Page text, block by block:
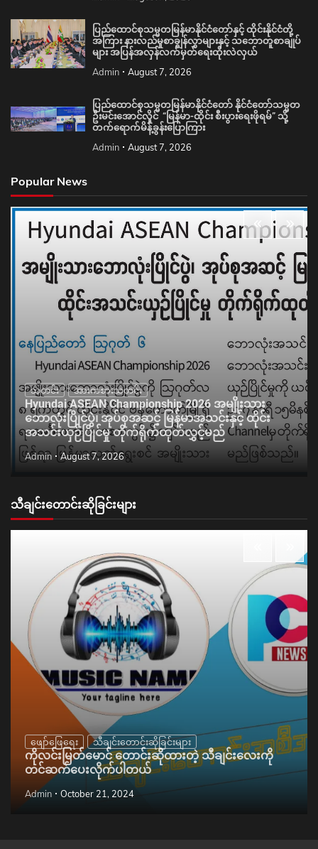
ပြည်ထောင်စုသမ္မတမြန်မာနိုင်ငံတော်နှင့် ထိုင်းနိုင်ငံတို့
အကြား နားလည်မှုစာချွန်လွှာများနှင့် သဘောတူစာချုပ်
များ အပြန်အလှန်လက်မှတ်ရေးထိုးလဲလှယ်
Admin August 7, 2026
ပြည်ထောင်စုသမ္မတမြန်မာနိုင်ငံတော် နိုင်ငံတော်သမ္မတ
ဦးမင်းအောင်လှိုင် “မြန်မာ-ထိုင်း စီးပွားရေးဖိုရမ်” သို့
တက်ရောက်မိန့်ခွန်းပြောကြား
Admin August 7, 2026
Popular News
သတင်း အားကစားသတင်း
Hyundai ASEAN Championship 2026 အမျိုးသား
ဘောလုံးပြိုင်ပွဲ၊ အုပ်စုအဆင့် မြန်မာအသင်းနှင့် ထိုင်း
အသင်းယှဉ်ပြိုင်မှု တိုက်ရိုက်ထုတ်လွှင့်မည်
Admin August 7, 2026
သီချင်းတောင်းဆိုခြင်းများ
ဖျော်ဖြေရေး သီချင်းတောင်းဆိုခြင်းများ
ကိုလင်းမြတ်မောင် တောင်းဆိုထားတဲ့ သီချင်းလေးကို
တင်ဆက်ပေးလိုက်ပါတယ်
Admin October 21, 2024